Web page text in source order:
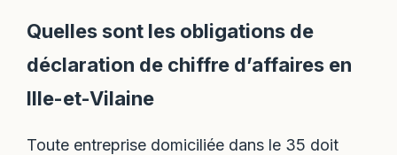
Quelles sont les obligations de
déclaration de chiffre d’affaires en
Ille-et-Vilaine
Toute entreprise domiciliée dans le 35 doit